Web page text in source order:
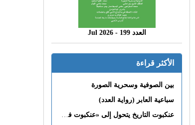
العدد 199 - 2026 Jul
الأكثر قراءة
بين الصوفية وسحرية الصورة
سباعية العابر (رواية العدد)
عنكبوت التاريخ يتحول إلى «عنكبوت فى القلب»